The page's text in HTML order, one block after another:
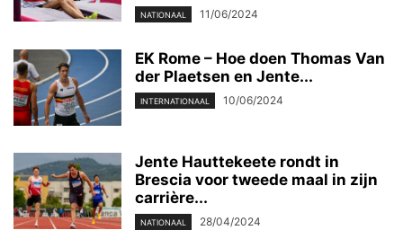
NATIONAAL 11/06/2024
EK Rome – Hoe doen Thomas Van
der Plaetsen en Jente...
INTERNATIONAAL 10/06/2024
Jente Hauttekeete rondt in
Brescia voor tweede maal in zijn
carrière...
NATIONAAL 28/04/2024